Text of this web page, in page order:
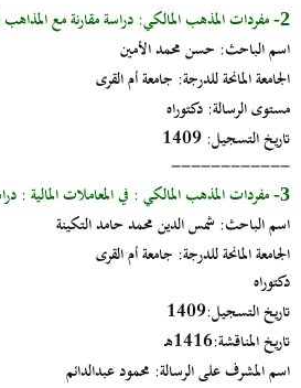
2- مفردات المذهب المالكي: دراسة مقارنة مع المذاهب
اسم الباحث: حسن محمد الأمين
الجامعة المانحة للدرجة: جامعة أم القرى
مستوى الرسالة:دكتوراه
تاريخ التسجيل: 1409
------------
3- مفردات المذهب المالكي : في المعاملات المالية :
اسم الباحث:شمس الدين محمد حامد التكينة
الجامعة المانحة للدرجة: جامعة أم القرى
دكتوراه
تاريخ التسجيل:1409
تاريخ المناقشة:1416هـ
اسم المشرف على الرسالة: محمود عبدالدائم